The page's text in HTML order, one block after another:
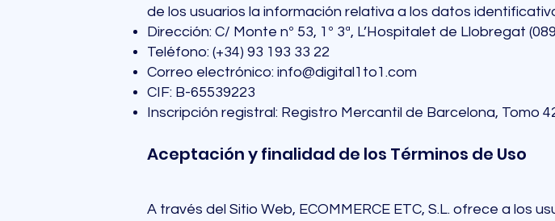
de los usuarios la información relativa a los datos
Dirección: C/ Monte nº 53, 1º 3ª, L’Hospitalet de Llobregat
Teléfono: (+34) 93 193 33 22
Correo electrónico: info@digital1to1.com
CIF: B-65539223
Inscripción registral: Registro Mercantil de Barcelona, Tomo
Aceptación y finalidad de los Términos de Uso
A través del Sitio Web, ECOMMERCE ETC, S.L. ofrece a los